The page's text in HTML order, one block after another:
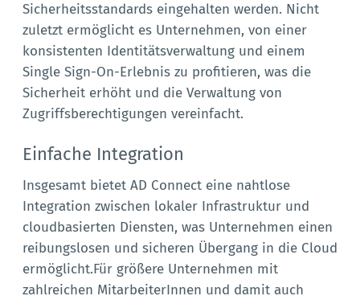
Sicherheitsstandards eingehalten werden. Nicht
zuletzt ermöglicht es Unternehmen, von einer
konsistenten Identitätsverwaltung und einem
Single Sign-On-Erlebnis zu profitieren, was die
Sicherheit erhöht und die Verwaltung von
Zugriffsberechtigungen vereinfacht.
Einfache Integration
Insgesamt bietet AD Connect eine nahtlose
Integration zwischen lokaler Infrastruktur und
cloudbasierten Diensten, was Unternehmen einen
reibungslosen und sicheren Übergang in die Cloud
ermöglicht.Für größere Unternehmen mit
zahlreichen MitarbeiterInnen und damit auch